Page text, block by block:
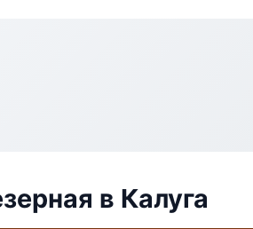
в Калуга